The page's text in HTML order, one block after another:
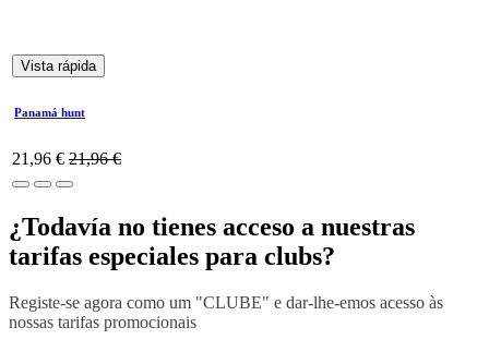
Vista rápida
Panamá hunt
21,96 € 21,96€
¿Todavía no tienes acceso a nuestras
tarifas especiales para clubs?
Registe-se agora como um "CLUBE" e dar-lhe-emos acesso às
nossas tarifas promocionais